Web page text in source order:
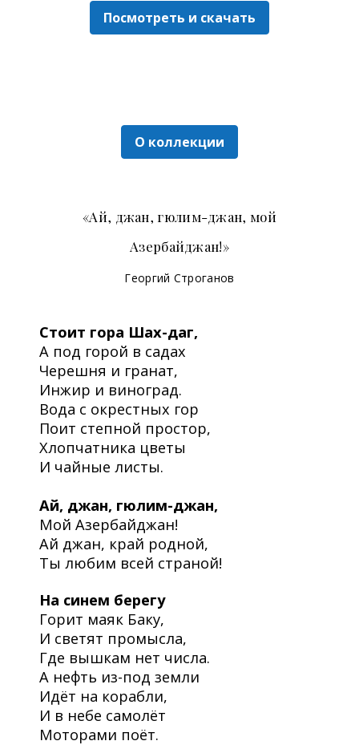
Посмотреть и скачать
О коллекции
«Ай, джан, гюлим-джан, мой
Азербайджан!»
Георгий Строганов
Стоит гора Шах-даг,
А под горой в садах
Черешня и гранат,
Инжир и виноград.
Вода с окрестных гор
Поит степной простор,
Хлопчатника цветы
И чайные листы.
Ай, джан, гюлим-джан,
Мой Азербайджан!
Ай джан, край родной,
Ты любим всей страной!
На синем берегу
Горит маяк Баку,
И светят промысла,
Где вышкам нет числа.
А нефть из-под земли
Идёт на корабли,
И в небе самолёт
Моторами поёт.